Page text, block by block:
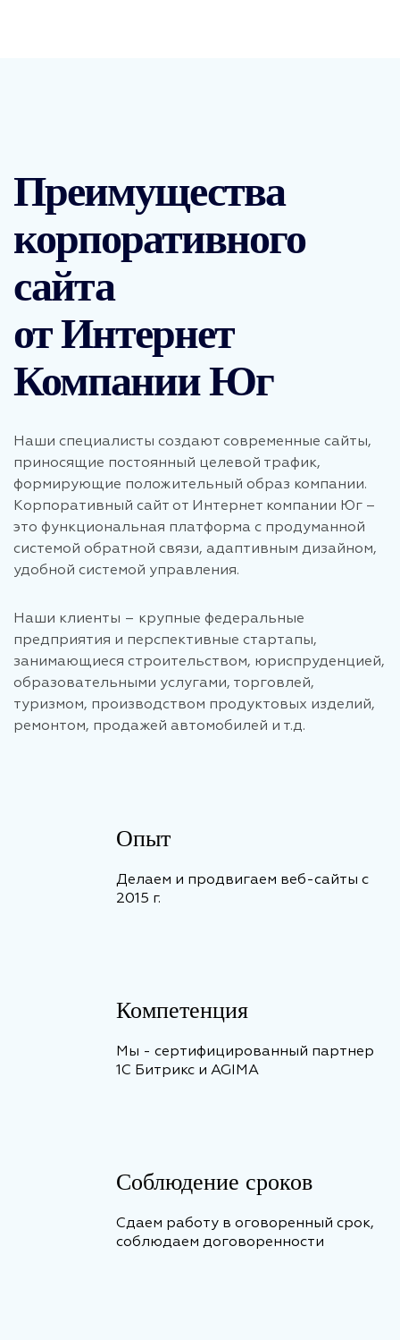
Преимущества
корпоративного
сайта
от Интернет
Компании Юг
Наши специалисты создают современные сайты,
приносящие постоянный целевой трафик,
формирующие положительный образ компании.
Корпоративный сайт от Интернет компании Юг –
это функциональная платформа с продуманной
системой обратной связи, адаптивным дизайном,
удобной системой управления.
Наши клиенты – крупные федеральные
предприятия и перспективные стартапы,
занимающиеся строительством, юриспруденцией,
образовательными услугами, торговлей,
туризмом, производством продуктовых изделий,
ремонтом, продажей автомобилей и т.д.
Опыт
Делаем и продвигаем веб-сайты с
2015 г.
Компетенция
Мы - сертифицированный партнер
1С Битрикс и AGIMA
Соблюдение сроков
Сдаем работу в оговоренный срок,
соблюдаем договоренности